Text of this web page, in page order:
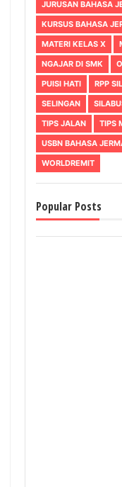
JURUSAN BAHASA
KURSUS BAHASA
MATERI KELAS X
NGAJAR DI SMK
PUISI HATI
RPP
SELINGAN
TIPS JALAN
TIPS
USBN BAHASA
WORLDREMIT
Popular Posts